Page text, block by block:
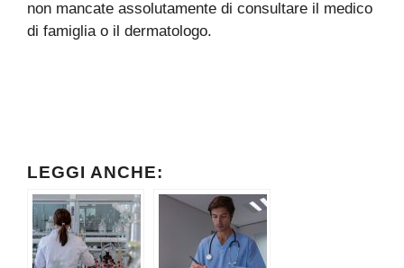
non mancate assolutamente di consultare il medico
di famiglia o il dermatologo.
LEGGI ANCHE: